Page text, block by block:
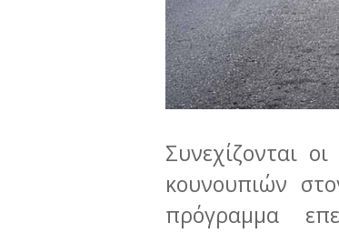
Συνεχίζονται
κουνουπιών
πρόγραμμα